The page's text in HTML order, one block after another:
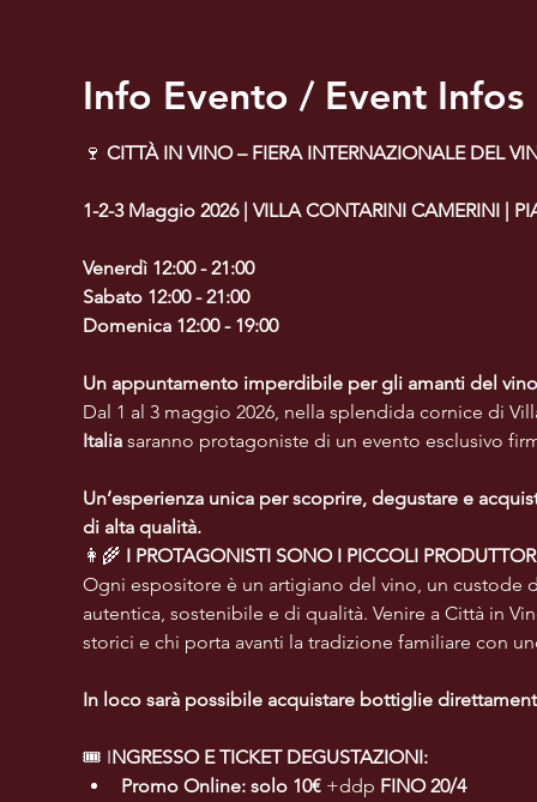
Info Evento / Event Infos
🍷 CITTÀ IN VINO – FIERA INTERNAZIONALE DEL
1-2-3 Maggio 2026 | VILLA CONTARINI CAMERINI |
Venerdì 12:00 - 21:00
Sabato 12:00 - 21:00
Domenica 12:00 - 19:00
Un appuntamento imperdibile per gli amanti del
Dal 1 al 3 maggio 2026, nella splendida cornice di
Italia saranno protagoniste di un evento esclusivo
Un’esperienza unica per scoprire, degustare e
di alta qualità.
👩‍🌾 I PROTAGONISTI SONO I PICCOLI
Ogni espositore è un artigiano del vino, un custode
autentica, sostenibile e di qualità. Venire a Città in
storici e chi porta avanti la tradizione familiare con
In loco sarà possibile acquistare bottiglie
🎟️ INGRESSO E TICKET DEGUSTAZIONI:
Promo Online: solo 10€ +ddp FINO 20/4